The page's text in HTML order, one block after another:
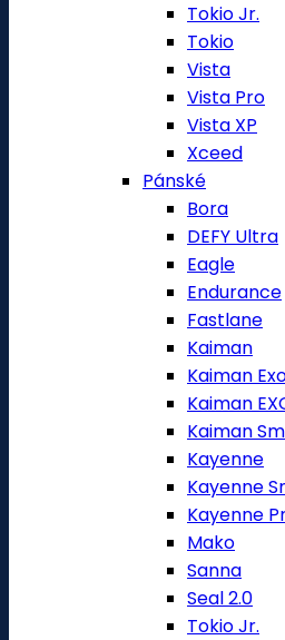
Tokio Jr.
Tokio
Vista
Vista Pro
Vista XP
Xceed
Pánské
Bora
DEFY Ultra
Eagle
Endurance
Fastlane
Kaiman
Kaiman
Kaiman
Kaiman
Kayenne
Kayenne
Kayenne
Mako
Sanna
Seal 2.0
Tokio Jr.